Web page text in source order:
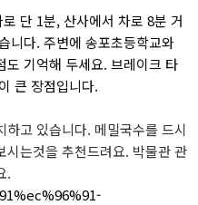
단 1분, 산사에서 차로 8분 거
니다. 주변에 송포초등학교와
도 기억해 두세요. 브레이크 타
큰 장점입니다.
고 있습니다. 메밀국수를 드시
시는것을 추천드려요. 박물관 관
.